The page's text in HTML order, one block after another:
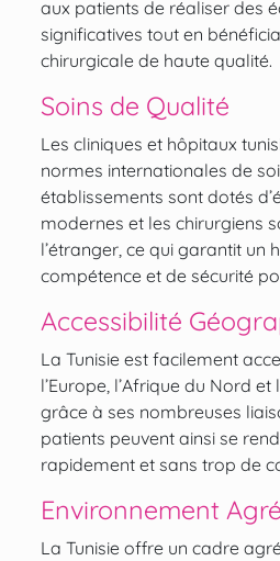
aux patients de réaliser des
significatives tout en
chirurgicale de haute qualité.
Soins de Qualité
Les cliniques et hôpitaux
normes internationales de
établissements sont dotés
modernes et les chirurgiens
l’étranger, ce qui garantit un
compétence et de sécurité
Accessibilité
La Tunisie est facilement
l’Europe, l’Afrique du Nord
grâce à ses nombreuses
patients peuvent ainsi se
rapidement et sans trop de
Environnement
La Tunisie offre un cadre